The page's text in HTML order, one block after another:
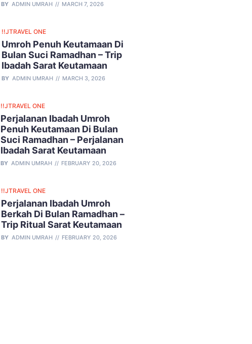
BY ADMIN UMRAH MARCH 7, 2026
!!JTRAVEL ONE
Umroh Penuh Keutamaan Di
Bulan Suci Ramadhan – Trip
Ibadah Sarat Keutamaan
BY ADMIN UMRAH MARCH 3, 2026
!!JTRAVEL ONE
Perjalanan Ibadah Umroh
Penuh Keutamaan Di Bulan
Suci Ramadhan – Perjalanan
Ibadah Sarat Keutamaan
BY ADMIN UMRAH FEBRUARY 20, 2026
!!JTRAVEL ONE
Perjalanan Ibadah Umroh
Berkah Di Bulan Ramadhan –
Trip Ritual Sarat Keutamaan
BY ADMIN UMRAH FEBRUARY 20, 2026